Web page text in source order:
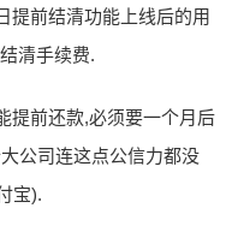
提前结清功能上线后的用
清手续费.
提前还款,必须要一个月后
公司连这点公信力都没
宝).